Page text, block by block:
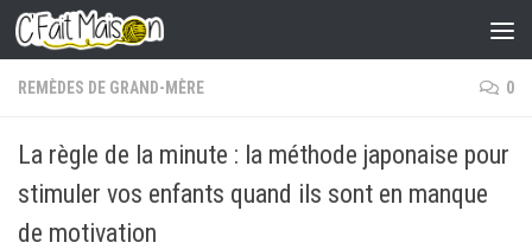
Skip to content
REMÈDES DE GRAND-MÈRE 0
La règle de la minute : la méthode japonaise pour
stimuler vos enfants quand ils sont en manque
de motivation